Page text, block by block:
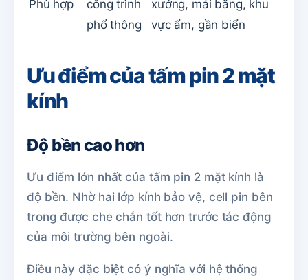
Phù hợp
công trình
phổ thông
xưởng, mái bằng, khu
vực ẩm, gần biển
Ưu điểm của tấm pin 2 mặt
kính
Độ bền cao hơn
Ưu điểm lớn nhất của tấm pin 2 mặt kính là
độ bền. Nhờ hai lớp kính bảo vệ, cell pin bên
trong được che chắn tốt hơn trước tác động
của môi trường bên ngoài.
Điều này đặc biệt có ý nghĩa với hệ thống